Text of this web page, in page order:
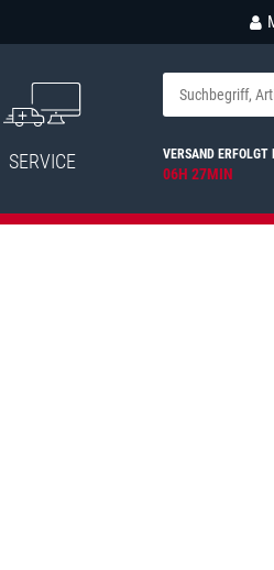
SERVICE VERSAND ERFOLGT
06H 27MIN